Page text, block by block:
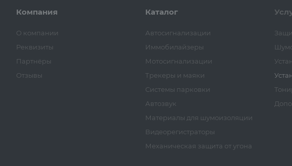
Компания
О компании
Реквизиты
Партнёры
Отзывы
Каталог
Автосигнализации
Иммобилайзеры
Мотосигнализации
Трекеры и маяки
Системы парковки
Автозвук
Материалы для шумоизоляции
Видеорегистраторы
Механическая защита от угона